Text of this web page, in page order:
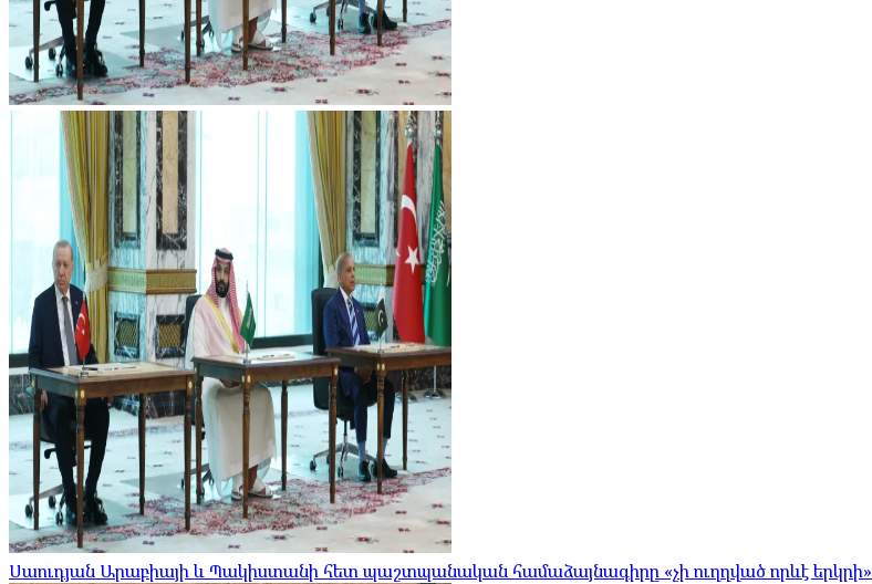
Սաուդյան Արաբիայի և Պակիստանի հետ պաշտպանական համաձայնագիրը «չի ուղղված որևէ երկրի»